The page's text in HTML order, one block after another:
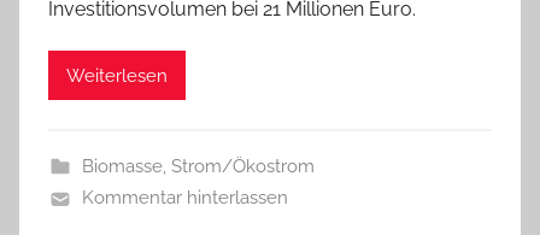
Investitionsvolumen bei 21 Millionen Euro.
Weiterlesen
Biomasse, Strom/Ökostrom
Kommentar hinterlassen